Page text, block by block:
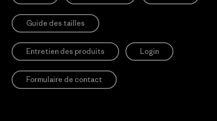
Guide des tailles
Entretien des produits Login
Formulaire de contact